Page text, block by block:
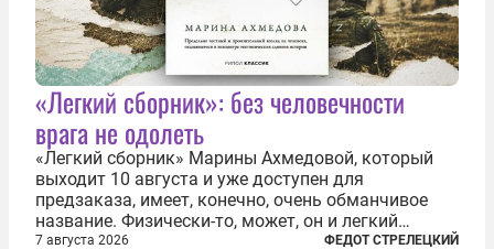
«Легкий сборник»: без человечности
врага не одолеть
«Легкий сборник» Марины Ахмедовой, который
выходит 10 августа и уже доступен для
предзаказа, имеет, конечно, очень обманчивое
название. Физически-то, может, он и легкий
относительно. Но метафизически —
7 августа 2026 ФЕДОТ СТРЕЛЕЦКИЙ